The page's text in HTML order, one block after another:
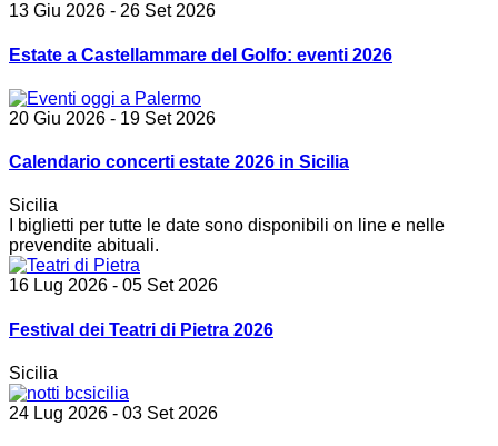
13 Giu 2026 - 26 Set 2026
Estate a Castellammare del Golfo: eventi 2026
20 Giu 2026 - 19 Set 2026
Calendario concerti estate 2026 in Sicilia
Sicilia
I biglietti per tutte le date sono disponibili on line e nelle
prevendite abituali.
16 Lug 2026 - 05 Set 2026
Festival dei Teatri di Pietra 2026
Sicilia
24 Lug 2026 - 03 Set 2026